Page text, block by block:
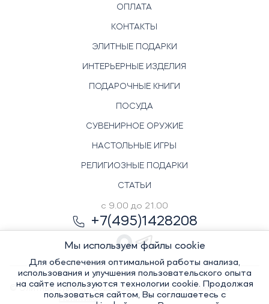
ОПЛАТА
КОНТАКТЫ
ЭЛИТНЫЕ ПОДАРКИ
ИНТЕРЬЕРНЫЕ ИЗДЕЛИЯ
ПОДАРОЧНЫЕ КНИГИ
ПОСУДА
СУВЕНИРНОЕ ОРУЖИЕ
НАСТОЛЬНЫЕ ИГРЫ
РЕЛИГИОЗНЫЕ ПОДАРКИ
СТАТЬИ
с 9.00 до 21.00
+7(495)1428208
© Элитный сувенир, 2022-2026. Все права защищены
Политика
Мы используем файлы cookie
Для обеспечения оптимальной работы анализа,
использования и улучшения пользовательского опыта
на сайте используются технологии cookie. Продолжая
пользоваться сайтом, Вы соглашаетесь с